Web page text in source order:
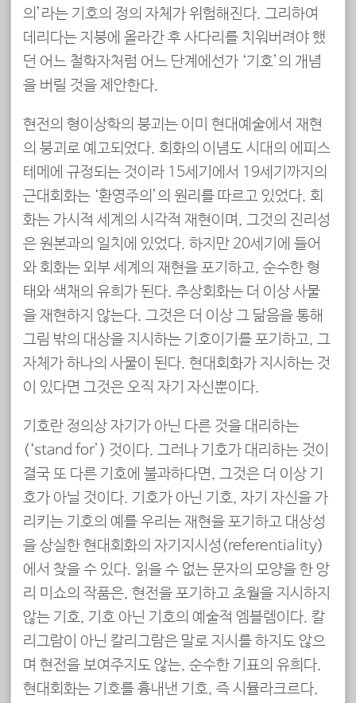
의’라는 기호의 정의 자체가 위험해진다. 그리하여
데리다는 지붕에 올라간 후 사다리를 치워버려야 했
던 어느 철학자처럼 어느 단계에선가 ‘기호’의 개념
을 버릴 것을 제안한다.
현전의 형이상학의 붕괴는 이미 현대예술에서 재현
의 붕괴로 예고되었다. 회화의 이념도 시대의 에피스
테메에 규정되는 것이라 15세기에서 19세기까지의
근대회화는 ‘환영주의’의 원리를 따르고 있었다. 회
화는 가시적 세계의 시각적 재현이며, 그것의 진리성
은 원본과의 일치에 있었다. 하지만 20세기에 들어
와 회화는 외부 세계의 재현을 포기하고, 순수한 형
태와 색채의 유희가 된다. 추상회화는 더 이상 사물
을 재현하지 않는다. 그것은 더 이상 그 닮음을 통해
그림 밖의 대상을 지시하는 기호이기를 포기하고, 그
자체가 하나의 사물이 된다. 현대회화가 지시하는 것
이 있다면 그것은 오직 자기 자신뿐이다.
기호란 정의상 자기가 아닌 다른 것을 대리하는
(‘stand for’) 것이다. 그러나 기호가 대리하는 것이
결국 또 다른 기호에 불과하다면, 그것은 더 이상 기
호가 아닐 것이다. 기호가 아닌 기호, 자기 자신을 가
리키는 기호의 예를 우리는 재현을 포기하고 대상성
을 상실한 현대회화의 자기지시성(referentiality)
에서 찾을 수 있다. 읽을 수 없는 문자의 모양을 한 앙
리 미쇼의 작품은, 현전을 포기하고 초월을 지시하지
않는 기호, 기호 아닌 기호의 예술적 엠블렘이다. 칼
리그람이 아닌 칼리그람은 말로 지시를 하지도 않으
며 현전을 보여주지도 않는, 순수한 기표의 유희다.
현대회화는 기호를 흉내낸 기호, 즉 시뮬라크르다.